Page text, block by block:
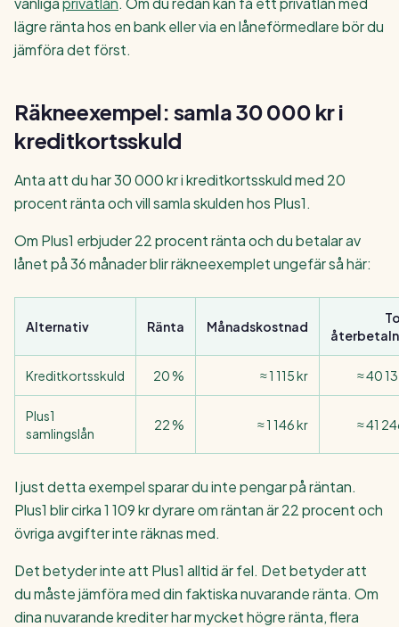
lägre ränta hos en bank eller via en låneförmedlare bör du
jämföra det först.
Räkneexempel: samla 30 000 kr i
kreditkortsskuld
Anta att du har 30 000 kr i kreditkortsskuld med 20
procent ränta och vill samla skulden hos Plus1.
Om Plus1 erbjuder 22 procent ränta och du betalar av
lånet på 36 månader blir räkneexemplet ungefär så här:
Alternativ Ränta Månadskostnad
Kreditkortsskuld 20 % ≈ 1 115 kr ≈ 40
Plus1
samlingslån
22 % ≈ 1 146 kr ≈ 41
I just detta exempel sparar du inte pengar på räntan.
Plus1 blir cirka 1 109 kr dyrare om räntan är 22 procent och
övriga avgifter inte räknas med.
Det betyder inte att Plus1 alltid är fel. Det betyder att
du måste jämföra med din faktiska nuvarande ränta. Om
dina nuvarande krediter har mycket högre ränta, flera